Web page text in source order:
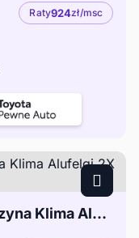
Raty924zł/msc
Hyundai i20 I 1.2 85 KM Benzyna Klima Alufelgi 2X Klucze Z Niemiec Po Opłatach !